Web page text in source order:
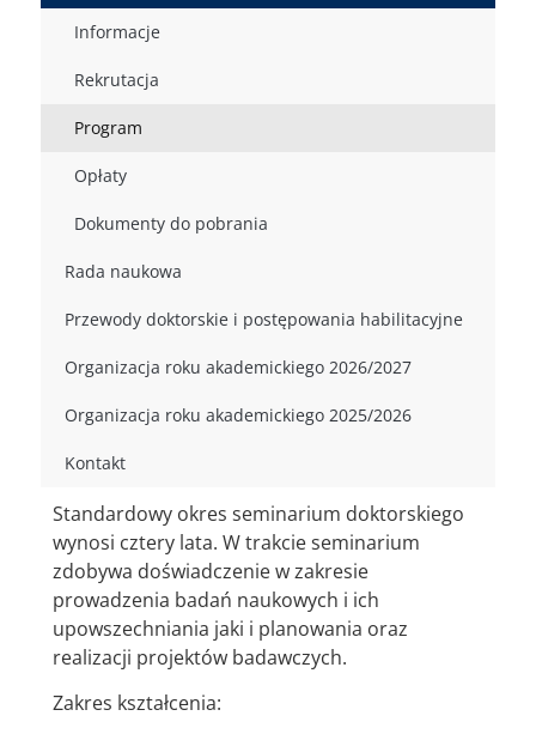
Informacje
Rekrutacja
Program
Opłaty
Dokumenty do pobrania
Rada naukowa
Przewody doktorskie i postępowania habilitacyjne
Organizacja roku akademickiego 2026/2027
Organizacja roku akademickiego 2025/2026
Kontakt
Standardowy okres seminarium doktorskiego
wynosi cztery lata. W trakcie seminarium
zdobywa doświadczenie w zakresie
prowadzenia badań naukowych i ich
upowszechniania jaki i planowania oraz
realizacji projektów badawczych.
Zakres kształcenia: